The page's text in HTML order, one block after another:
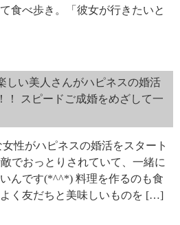
食べ歩き。「彼女が行きたいと
しい美人さんがハピネスの婚活
！ スピードご成婚をめざして一
性がハピネスの婚活をスタート
でおっとりされていて、一緒に
んです(*^^*) 料理を作るのも食
く友だちと美味しいものを […]